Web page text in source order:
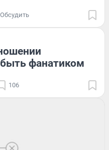
Обсудить
фанатиком
106